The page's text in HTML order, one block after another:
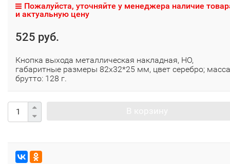
Пожалуйста, уточняйте у менеджера наличие
и актуальную цену
525 руб.
Кнопка выхода металлическая накладная, НО,
габаритные размеры 82х32*25 мм, цвет серебро; масса
брутто: 128 г.